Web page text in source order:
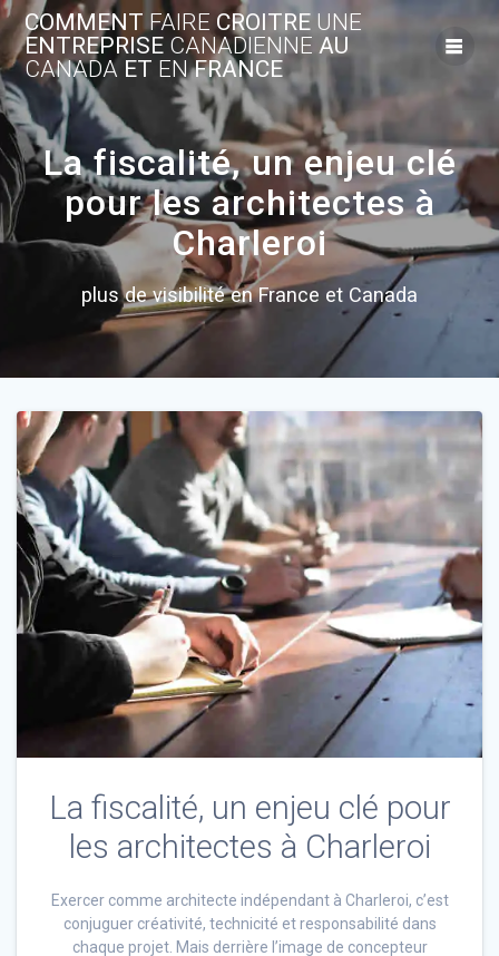
Skip
to
content
COMMENTFAIRE CROITRE UNE
ENTREPRISE CANADIENNE AU
CANADA ET ENFRANCE
La fiscalité, un enjeu clé
pour les architectes à
Charleroi
plus de visibilité en France et Canada
La fiscalité, un enjeu clé pour
les architectes à Charleroi
Exercer comme architecte indépendant à Charleroi, c’est
conjuguer créativité, technicité et responsabilité dans
chaque projet. Mais derrière l’image de concepteur